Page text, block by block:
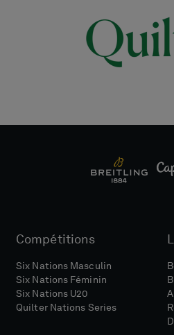
Compétitions
Six Nations Masculin
Six Nations Féminin
Six Nations U20
Quilter Nations Series